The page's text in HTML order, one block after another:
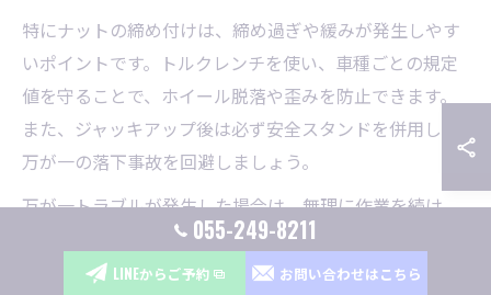
特にナットの締め付けは、締め過ぎや緩みが発生しやす
いポイントです。トルクレンチを使い、車種ごとの規定
値を守ることで、ホイール脱落や歪みを防止できます。
また、ジャッキアップ後は必ず安全スタンドを併用し、
万が一の落下事故を回避しましょう。
万が一トラブルが発生した場合は、無理に作業を続け
ず、専門店やロードサービスに相談するのが賢明です。
特に初心者は、無理せずサポートを活用することで安全
055-249-8211
LINEからご予約 お問い合わせはこちら